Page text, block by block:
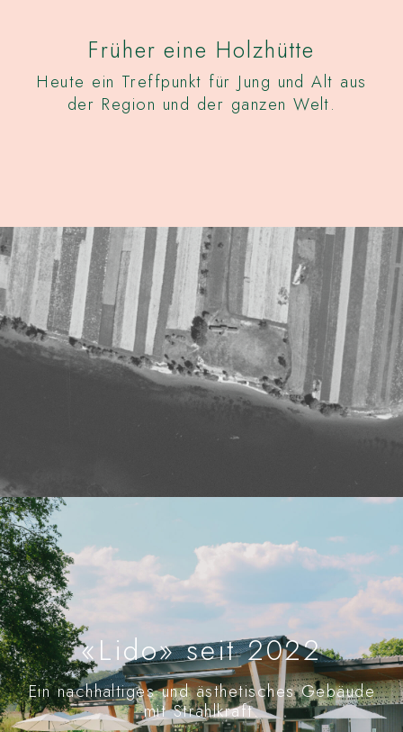
Früher eine Holzhütte
Heute ein Treffpunkt für Jung und Alt aus
der Region und der ganzen Welt.
«Lido» seit 2022
Ein nachhaltiges und ästhetisches Gebäude
mit Strahlkraft.